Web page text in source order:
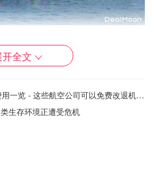
华龙舟节
日
开全文
2023加拿大机票改签费用一览 - 这些航空公司可以免费改退机票！
生存环境正遭受危机